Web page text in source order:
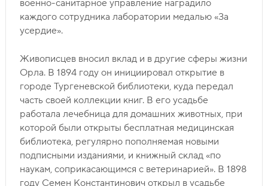
военно-санитарное управление наградило
каждого сотрудника лаборатории медалью «За
усердие».
Живописцев вносил вклад и в другие сферы жизни
Орла. В 1894 году он инициировал открытие в
городе Тургеневской библиотеки, куда передал
часть своей коллекции книг. В его усадьбе
работала лечебница для домашних животных, при
которой были открыты бесплатная медицинская
библиотека, регулярно пополняемая новыми
подписными изданиями, и книжный склад «по
наукам, соприкасающимся с ветеринарией». В 1898
году Семен Константинович открыл в усадьбе